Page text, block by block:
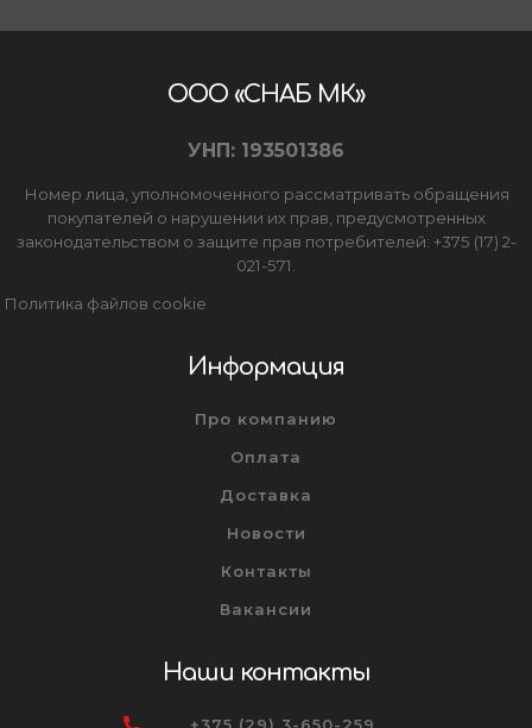
ООО «СНАБ МК»
УНП: 193501386
Номер лица, уполномоченного рассматривать обращения
покупателей о нарушении их прав, предусмотренных
законодательством о защите прав потребителей: +375 (17) 2-
021-571.
Политика файлов cookie
Информация
Про компанию
Оплата
Доставка
Новости
Контакты
Вакансии
Наши контакты
+375 (29) 3-650-259